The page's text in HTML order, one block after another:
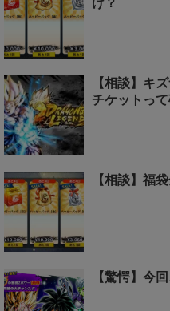
け？
【相談】キ
チケットっ
【相談】福
【驚愕】今